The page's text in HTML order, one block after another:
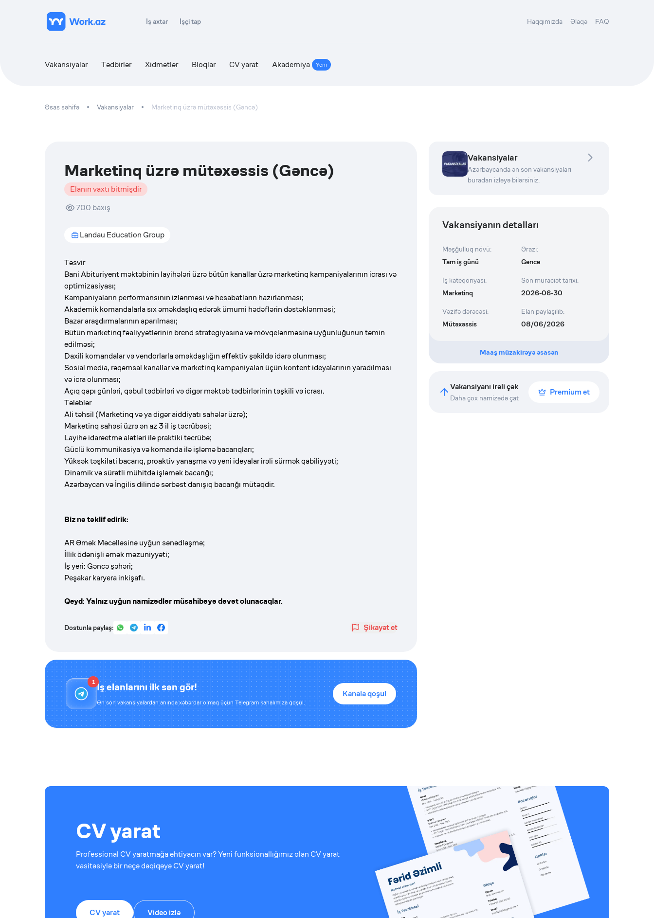
İş axtar İşçi tap Haqqımızda Əlaqə FAQ
Vakansiyalar Tədbirlər Xidmətlər Bloqlar CV yarat Akademiya Yeni
Əsas səhifə Vakansiyalar Marketinq üzrə mütəxəssis (Gəncə)
Marketinq üzrə mütəxəssis (Gəncə)
Elanın vaxtı bitmişdir
700 baxış
Landau Education Group
Təsvir
Bani Abituriyent məktəbinin layihələri üzrə bütün kanallar üzrə marketinq kampaniyalarının icrası və
optimizasiyası;
Kampaniyaların performansının izlənməsi və hesabatların hazırlanması;
Akademik komandalarla sıx əməkdaşlıq edərək ümumi hədəflərin dəstəklənməsi;
Bazar araşdırmalarının aparılması;
Bütün marketinq fəaliyyətlərinin brend strategiyasına və mövqelənməsinə uyğunluğunun təmin
edilməsi;
Daxili komandalar və vendorlarla əməkdaşlığın effektiv şəkildə idarə olunması;
Sosial media, rəqəmsal kanallar və marketinq kampaniyaları üçün kontent ideyalarının yaradılması
və icra olunması;
Açıq qapı günləri, qəbul tədbirləri və digər məktəb tədbirlərinin təşkili və icrası.
Tələblər
Ali təhsil (Marketinq və ya digər aiddiyatı sahələr üzrə);
Marketinq sahəsi üzrə ən az 3 il iş təcrübəsi;
Layihə idarəetmə alətləri ilə praktiki təcrübə;
Güclü kommunikasiya və komanda ilə işləmə bacarıqları;
Yüksək təşkilati bacarıq, proaktiv yanaşma və yeni ideyalar irəli sürmək qabiliyyəti;
Dinamik və sürətli mühitdə işləmək bacarığı;
Azərbaycan və İngilis dilində sərbəst danışıq bacarığı mütəqdir.
Biz nə təklif edirik:
AR Əmək Məcəlləsinə uyğun sənədləşmə;
İllik ödənişli əmək məzuniyyəti;
İş yeri: Gəncə şəhəri;
Peşakar karyera inkişafı.
Qeyd: Yalnız uyğun namizədlər müsahibəyə dəvət olunacaqlar.
Dostunla paylaş: Şikayət et
1 İş elanlarını ilk sən gör!
Ən son vakansiyalardan anında xəbərdar olmaq üçün Telegram kanalımıza qoşul.
Kanala qoşul
Vakansiyalar
Azərbaycanda ən son vakansiyaları
buradan izləyə bilərsiniz.
Vakansiyanın detalları
Məşğulluq növü:
Tam iş günü
Ərazi:
Gəncə
İş kateqoriyası:
Marketinq
Son müraciət tarixi:
2026-06-30
Vəzifə dərəcəsi:
Mütəxəssis
Elan paylaşılıb:
08/06/2026
Maaş müzakirəyə əsasən
Vakansiyanı irəli çək
Daha çox namizədə çat
Premium et
CV yarat
Professional CV yaratmağa ehtiyacın var? Yeni funksionallığımız olan CV yarat
vasitəsiylə bir neçə dəqiqəyə CV yarat!
CV yarat Video izlə